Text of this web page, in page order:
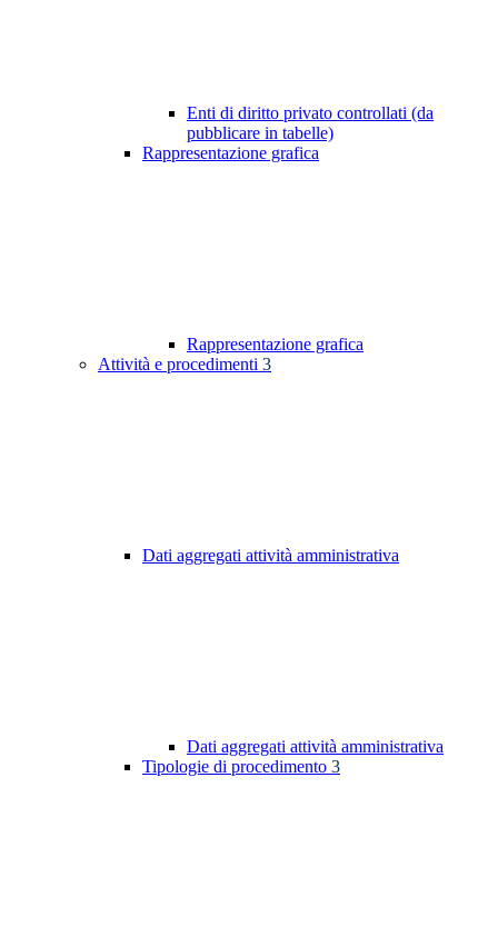
Enti di diritto privato controllati (da
pubblicare in tabelle)
Rappresentazione grafica
Rappresentazione grafica
Attività e procedimenti 3
Dati aggregati attività amministrativa
Dati aggregati attività amministrativa
Tipologie di procedimento 3